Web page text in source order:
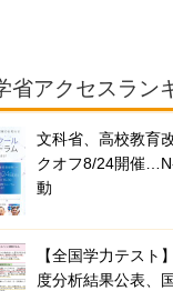
省アクセスラン
文科省、高校教育
クオフ8/24開催
動
【全国学力テスト
度分析結果公表、